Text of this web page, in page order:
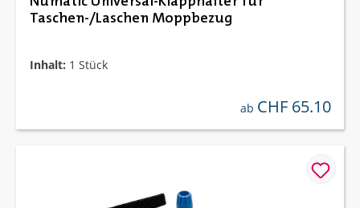
Taschen-/Laschen Moppbezug
Inhalt: 1 Stück
regulärer preis:
ab CHF 65.10